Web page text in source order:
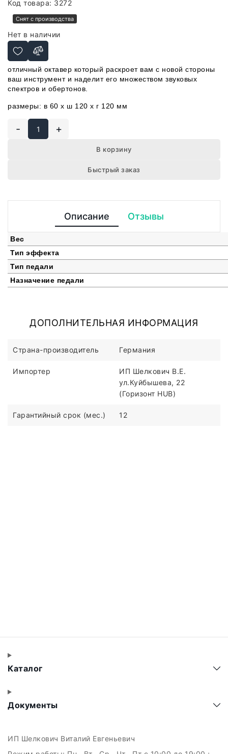
Код товара: 3272
Снят с производства
Нет в наличии
отличный октавер который раскроет вам с новой стороны
ваш инструмент и наделит его множеством звуковых
спектров и обертонов.
размеры: в 60 x ш 120 x г 120 мм
- +
В корзину
Быстрый заказ
Описание Отзывы
Вес
Тип эффекта
Тип педали
Назначение педали
ДОПОЛНИТЕЛЬНАЯ ИНФОРМАЦИЯ
Страна-производитель Германия
Импортер
ИП Шелкович В.Е.
ул.Куйбышева, 22
(Горизонт HUB)
Гарантийный срок (мес.) 12
Каталог
Документы
ИП Шелкович Виталий Евгеньевич